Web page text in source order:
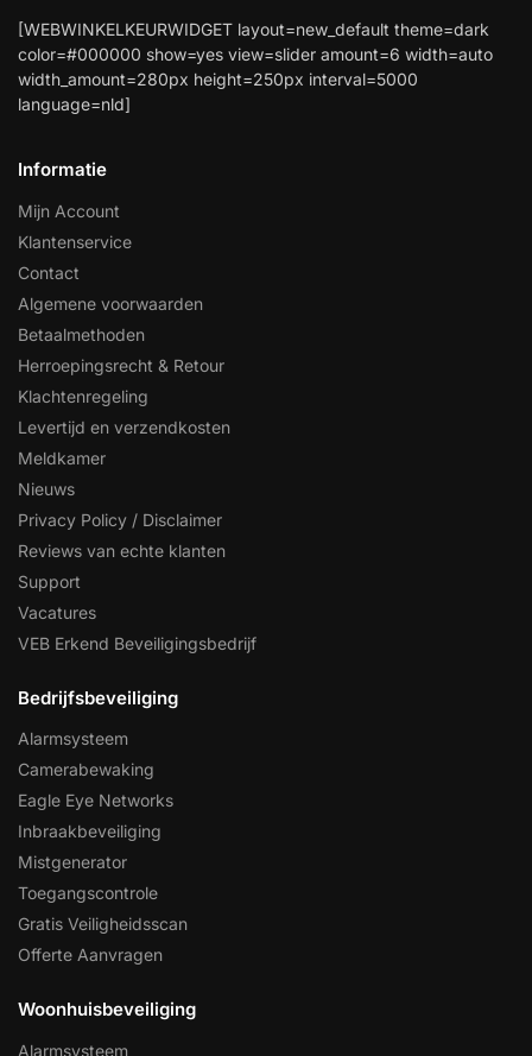
[WEBWINKELKEURWIDGET layout=new_default theme=dark
color=#000000 show=yes view=slider amount=6 width=auto
width_amount=280px height=250px interval=5000
language=nld]
Informatie
Mijn Account
Klantenservice
Contact
Algemene voorwaarden
Betaalmethoden
Herroepingsrecht & Retour
Klachtenregeling
Levertijd en verzendkosten
Meldkamer
Nieuws
Privacy Policy / Disclaimer
Reviews van echte klanten
Support
Vacatures
VEB Erkend Beveiligingsbedrijf
Bedrijfsbeveiliging
Alarmsysteem
Camerabewaking
Eagle Eye Networks
Inbraakbeveiliging
Mistgenerator
Toegangscontrole
Gratis Veiligheidsscan
Offerte Aanvragen
Woonhuisbeveiliging
Alarmsysteem